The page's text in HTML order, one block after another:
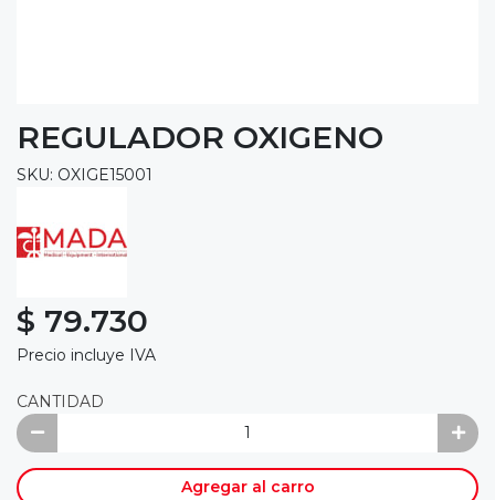
REGULADOR OXIGENO
SKU: OXIGE15001
$ 79.730
Precio incluye IVA
CANTIDAD
Agregar al carro